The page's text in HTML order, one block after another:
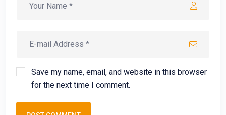
Save my name, email, and website in this browser
for the next time I comment.